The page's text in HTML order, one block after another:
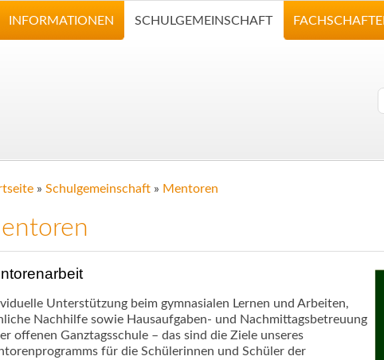
INFORMATIONEN SCHULGEMEINSCHAFT
» Schulgemeinschaft » Mentoren
Unterstützung beim gymnasialen Lernen und Arbeiten,
Nachhilfe sowie Hausaufgaben- und Nachmittagsbetreuung
offenen Ganztagsschule – das sind die Ziele unseres
für die Schülerinnen und Schüler der